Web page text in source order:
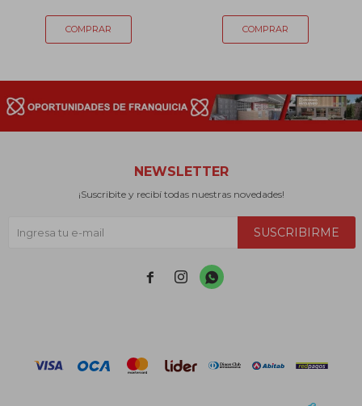
NEWSLETTER
¡Suscribite y recibí todas nuestras novedades!
SUSCRIBIRME
  